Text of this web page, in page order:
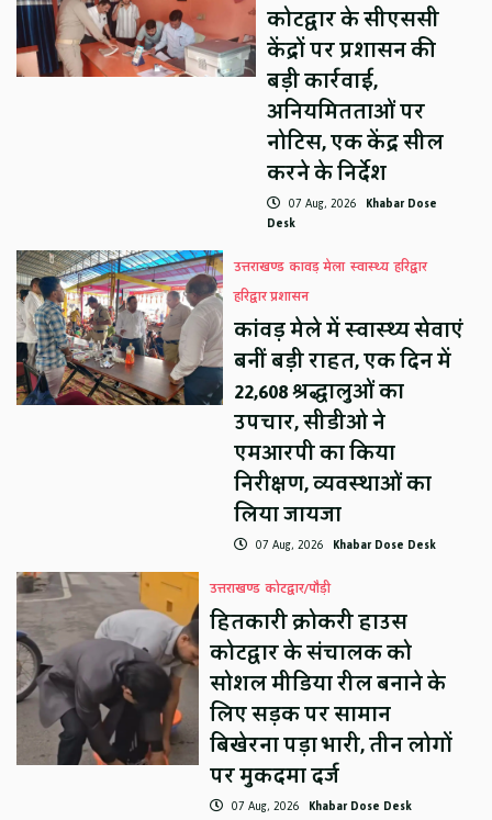
कोटद्वार के सीएससी
केंद्रों पर प्रशासन की
बड़ी कार्रवाई,
अनियमितताओं पर
नोटिस, एक केंद्र सील
करने के निर्देश
07 Aug, 2026 Khabar Dose
Desk
उत्तराखण्ड कावड़ मेला स्वास्थ्य हरिद्वार
हरिद्वार प्रशासन
कांवड़ मेले में स्वास्थ्य सेवाएं
बनीं बड़ी राहत, एक दिन में
22,608 श्रद्धालुओं का
उपचार, सीडीओ ने
एमआरपी का किया
निरीक्षण, व्यवस्थाओं का
लिया जायजा
07 Aug, 2026 Khabar Dose Desk
उत्तराखण्ड कोटद्वार/पौड़ी
हितकारी क्रोकरी हाउस
कोटद्वार के संचालक को
सोशल मीडिया रील बनाने के
लिए सड़क पर सामान
बिखेरना पड़ा भारी, तीन लोगों
पर मुकदमा दर्ज
07 Aug, 2026 Khabar Dose Desk